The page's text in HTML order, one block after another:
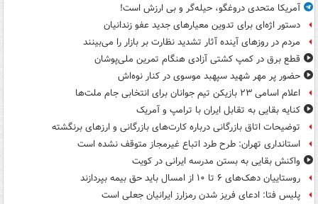
آمریکا متحدی دروغگو، حیله‌گر و بی ارزش است!
دستور اژه‌ای برای تدوین معیارهای جدید عفو زندانیان
مردم در روزهای آینده آثار تشدید نظارت بر بازار را می‌بینند
قطع برق در کمپ کشتی آزادی هنگام تمرین ملی‌پوشان
حضور پر مهر شهید سپهبد موسوی در کنار نوه‌اش
اعلام اسامی ۲۳ بازیکن تیم جوانان برای انتخابی جام ملت‌ها
کنایه بقایی به تقابل ایران با ترامپ و آمریک
توضیحات اتاق بازرگانی درباره کارت‌های بازرگانی و ارزهای برنگشته
استانداری تهران: طرح طرد اتباع غیرمجاز متوقف نشده است
واکنش بقایی به بستن مدرسه ایرانی در کویت
روستاییان دهک‌های ۶ تا ۱۰ از امسال باید حق بیمه بپردازند
پلیس فتا: ادعای فریز شدن رمزارز ایرانیان جعلی است